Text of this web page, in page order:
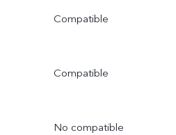
Compatible
Compatible
No compatible